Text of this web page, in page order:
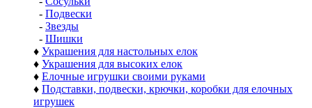
- Подвески
- Звезды
- Шишки
♦ Украшения для настольных елок
♦ Украшения для высоких елок
♦ Елочные игрушки своими руками
♦ Подставки, подвески, крючки, коробки для елочных
игрушек